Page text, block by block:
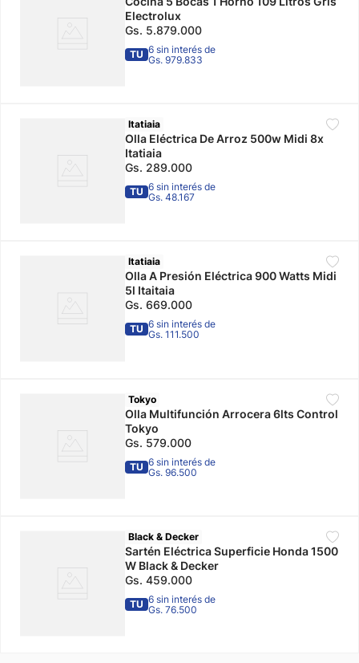
Electrolux
Gs. 5.879.000
TU 6 sin interés de
Gs. 979.833
Itatiaia
Olla Eléctrica De Arroz 500w Midi 8x
Itatiaia
Gs. 289.000
TU 6 sin interés de
Gs. 48.167
Itatiaia
Olla A Presión Eléctrica 900 Watts Midi
5l Itaitaia
Gs. 669.000
TU 6 sin interés de
Gs. 111.500
Tokyo
Olla Multifunción Arrocera 6lts Control
Tokyo
Gs. 579.000
TU 6 sin interés de
Gs. 96.500
Black & Decker
Sartén Eléctrica Superficie Honda 1500
W Black & Decker
Gs. 459.000
TU 6 sin interés de
Gs. 76.500